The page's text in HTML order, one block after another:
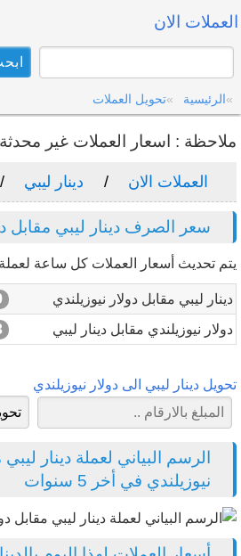
العملات الان
الرئيسية تحويل العملات
ملاحظة : اسعار العملات غير محدثة
العملات الان دينار ليبي
سعر الصرف دينار ليبي مقابل
يتم تحديث أسعار العملات كل ساعة لعملة
دينار ليبي مقابل دولار نيوزيلندي
دولار نيوزيلندي مقابل دينار ليبي
تحويل دينار ليبي الى دولار نيوزيلندي
الرسم البياني لعملة دينار ليبي
نيوزيلندي في أخر 5 سنوات